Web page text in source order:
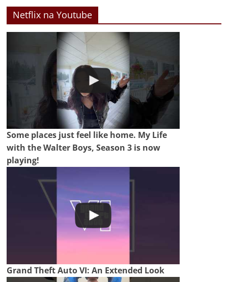
Netflix na Youtube
Some places just feel like home. My Life
with the Walter Boys, Season 3 is now
playing!
Grand Theft Auto VI: An Extended Look